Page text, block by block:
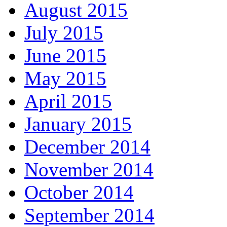
August 2015
July 2015
June 2015
May 2015
April 2015
January 2015
December 2014
November 2014
October 2014
September 2014